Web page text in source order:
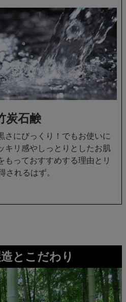
炭石鹸
さにびっくり！でもお使いに
キリ感やしっとりとしたお肌
もっておすすめする理由とリ
されるはず。
とこだわり